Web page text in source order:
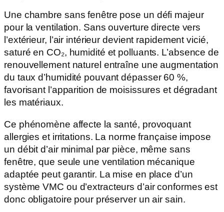
Une chambre sans fenêtre pose un défi majeur
pour la ventilation. Sans ouverture directe vers
l’extérieur, l’air intérieur devient rapidement vicié,
saturé en CO₂, humidité et polluants. L’absence de
renouvellement naturel entraîne une augmentation
du taux d’humidité pouvant dépasser 60 %,
favorisant l’apparition de moisissures et dégradant
les matériaux.
Ce phénomène affecte la santé, provoquant
allergies et irritations. La norme française impose
un débit d’air minimal par pièce, même sans
fenêtre, que seule une ventilation mécanique
adaptée peut garantir. La mise en place d’un
système VMC ou d’extracteurs d’air conformes est
donc obligatoire pour préserver un air sain.